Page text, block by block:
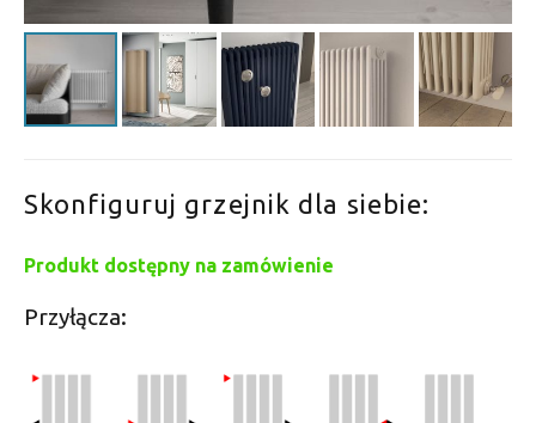
Skonfiguruj grzejnik dla siebie:
Produkt dostępny na zamówienie
Przyłącza: